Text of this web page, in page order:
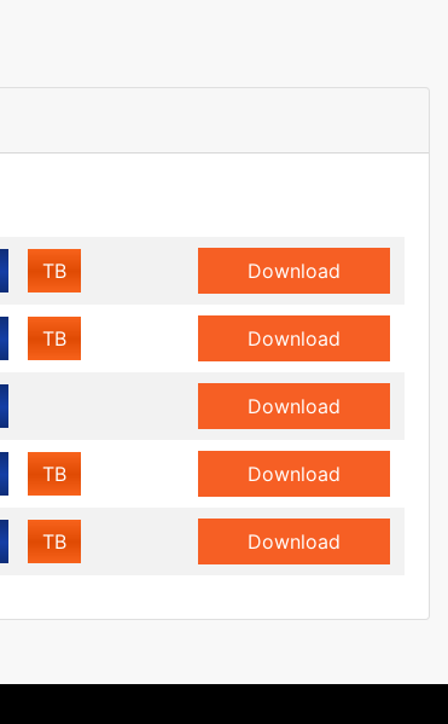
TB Download
TB Download
Download
TB Download
TB Download